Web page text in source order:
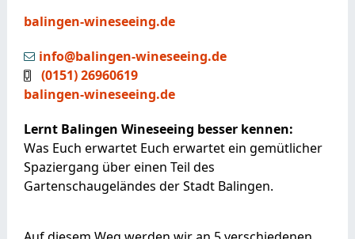
balingen-wineseeing.de
info@balingen-wineseeing.de
(0151) 26960619
balingen-wineseeing.de
Lernt Balingen Wineseeing besser kennen:
Was Euch erwartet Euch erwartet ein gemütlicher
Spaziergang über einen Teil des
Gartenschaugeländes der Stadt Balingen.